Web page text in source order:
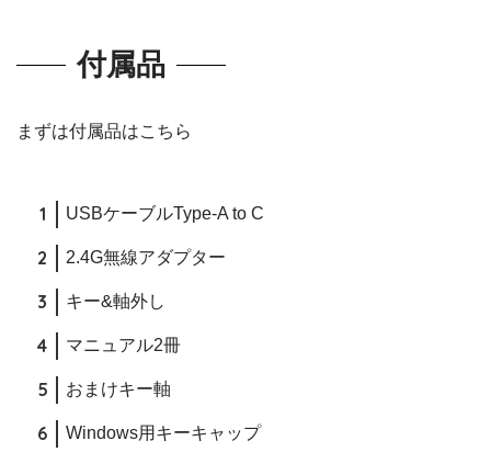
付属品
まずは付属品はこちら
USBケーブルType-A to C
2.4G無線アダプター
キー&軸外し
マニュアル2冊
おまけキー軸
Windows用キーキャップ